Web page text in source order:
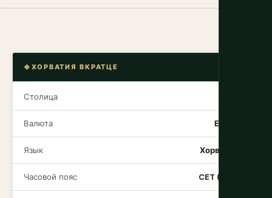
ХОРВАТИЯ ВКРАТЦЕ
Столица
Валюта Евро (€)
Язык Хорватский
Часовой пояс CET (UTC+1)